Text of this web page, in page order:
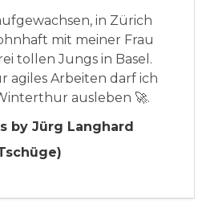
in Zürich
mit meiner Frau
tollen Jungs in Basel.
agiles Arbeiten darf ich
ausleben 🚀.
by Jürg Langhard